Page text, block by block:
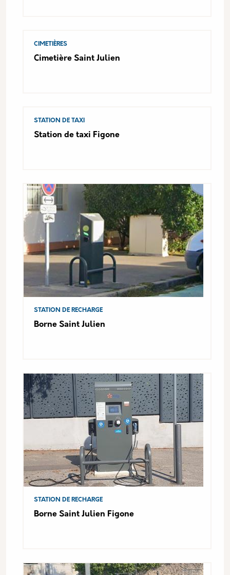
CIMETIÈRES
Cimetière Saint Julien
STATION DE TAXI
Station de taxi Figone
STATION DE RECHARGE
Borne Saint Julien
STATION DE RECHARGE
Borne Saint Julien Figone